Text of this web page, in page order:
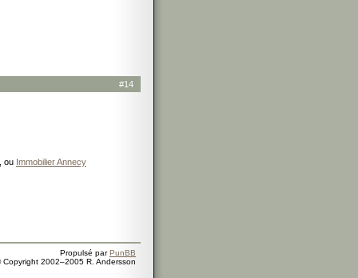
#14
, ou Immobilier Annecy
Propulsé parPunBB
Copyright 2002–2005 R. Andersson